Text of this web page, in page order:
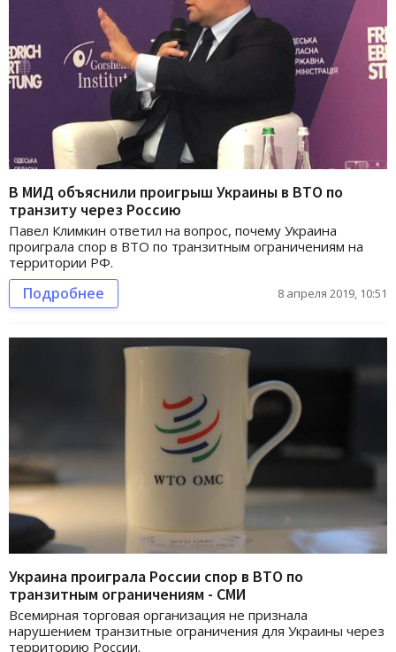
В МИД объяснили проигрыш Украины в ВТО по
транзиту через Россию
Павел Климкин ответил на вопрос, почему Украина
проиграла спор в ВТО по транзитным ограничениям на
территории РФ.
Подробнее 8 апреля 2019, 10:51
Украина проиграла России спор в ВТО по
транзитным ограничениям - СМИ
Всемирная торговая организация не признала
нарушением транзитные ограничения для Украины через
территорию России.